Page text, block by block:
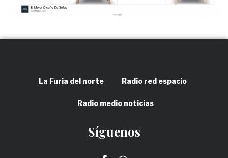
La Furia del norte Radio red espacio
Radio medio noticias
Síguenos